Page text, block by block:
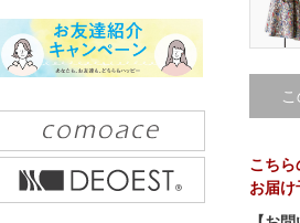
こち
お届